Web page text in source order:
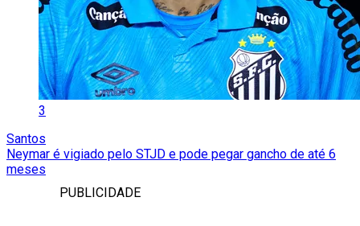
3
Santos
Neymar é vigiado pelo STJD e pode pegar gancho de até 6
meses
PUBLICIDADE